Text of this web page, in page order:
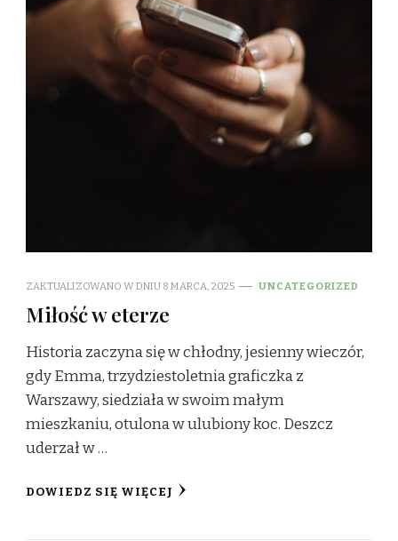
ZAKTUALIZOWANO W DNIU 8 MARCA, 2025 UNCATEGORIZED
Miłość w eterze
Historia zaczyna się w chłodny, jesienny wieczór,
gdy Emma, trzydziestoletnia graficzka z
Warszawy, siedziała w swoim małym
mieszkaniu, otulona w ulubiony koc. Deszcz
uderzał w …
DOWIEDZ SIĘ WIĘCEJ